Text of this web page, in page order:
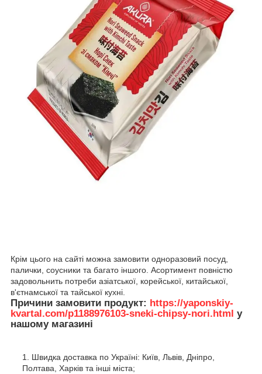
Крім цього на сайті можна замовити одноразовий посуд,
палички, соусники та багато іншого. Асортимент повністю
задовольнить потреби азіатської, корейської, китайської,
в'єтнамської та тайської кухні.
Причини замовити продукт: https://yaponskiy-
kvartal.com/p1188976103-sneki-chipsy-nori.html у
нашому магазині
Швидка доставка по Україні: Київ, Львів, Дніпро,
Полтава, Харків та інші міста;